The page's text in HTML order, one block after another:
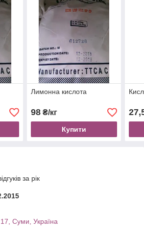
Лимонна кислота
98₴/кг
Купити
за рік
17, Суми, Україна